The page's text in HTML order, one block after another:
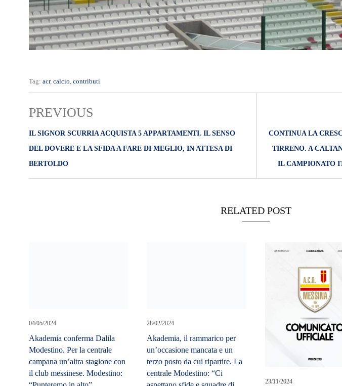
Tag: acr, calcio, contributi
PREVIOUS
IL SIGNOR SCURRIA ACQUISTA 5 APPARTAMENTI. IL SENSO
DEL DOVERE E LA SFIDA A FARE DI MEGLIO, IN ATTESA DI
BERTOLDO
CONTINUA LA
TIRRENO. A
IL CAMPIONATO
RELATED POST
“Punteremo in alto”
aspettano sfide e squadre di
peso”
23/11/2024